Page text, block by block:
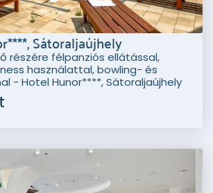
Sátoraljaújhely
részére félpanziós ellátással,
használattal, bowling- és
- Hotel Hunor****, Sátoraljaújhely